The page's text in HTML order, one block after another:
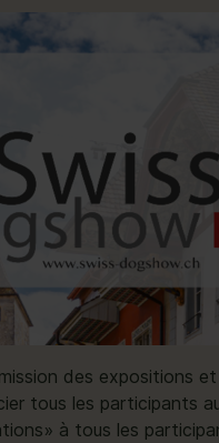
des expositions
tous les participants
à tous les